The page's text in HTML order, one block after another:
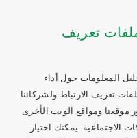
تعريف
المعلومات حول أداء
تعريف الارتباط ولشركائنا
موقعنا ومواقع الويب الأخرى
الاجتماعية. يمكنك اختيار